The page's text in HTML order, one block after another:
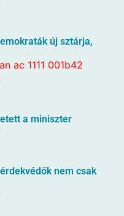
új sztárja,
a miniszter
nem csak